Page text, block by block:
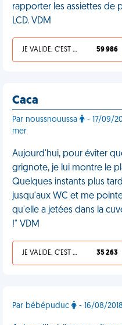
rapporter les assiettes de
LCD. VDM
JE VALIDE, C'EST UNE VDM 59 986
Caca
Par noussnouussa
- 17/09/
mer
Aujourd'hui, pour éviter
grignote, je lui montre le
Quelques instants plus
jusqu'aux WC et me
qu'elle a jetées dans la
!" VDM
JE VALIDE, C'EST UNE VDM 35 263
Par bébépuduc - 16/08/